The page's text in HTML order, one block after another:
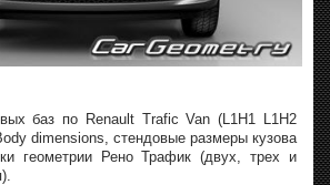
баз по Renault Trafic Van (L1H1 L1H2
dimensions, стендовые размеры кузова
геометрии Рено Трафик (двух, трех и